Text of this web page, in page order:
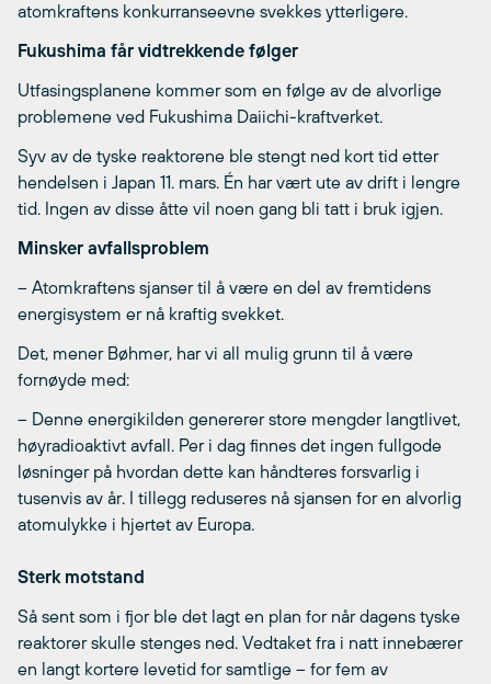
atomkraftens konkurranseevne svekkes ytterligere.
Fukushima får vidtrekkende følger
Utfasingsplanene kommer som en følge av de alvorlige
problemene ved Fukushima Daiichi-kraftverket.
Syv av de tyske reaktorene ble stengt ned kort tid etter
hendelsen i Japan 11. mars. Én har vært ute av drift i lengre
tid. Ingen av disse åtte vil noen gang bli tatt i bruk igjen.
Minsker avfallsproblem
– Atomkraftens sjanser til å være en del av fremtidens
energisystem er nå kraftig svekket.
Det, mener Bøhmer, har vi all mulig grunn til å være
fornøyde med:
– Denne energikilden genererer store mengder langtlivet,
høyradioaktivt avfall. Per i dag finnes det ingen fullgode
løsninger på hvordan dette kan håndteres forsvarlig i
tusenvis av år. I tillegg reduseres nå sjansen for en alvorlig
atomulykke i hjertet av Europa.
Sterk motstand
Så sent som i fjor ble det lagt en plan for når dagens tyske
reaktorer skulle stenges ned. Vedtaket fra i natt innebærer
en langt kortere levetid for samtlige – for fem av